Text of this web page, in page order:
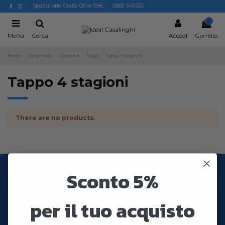
Spedizione Gratis Oltre 59€ 0883 543532
Menu Cerca Accedi
0
Carrello
Home Stagionali Conserve Tappi Tappo 4 stagioni
Tappo 4 stagioni
There are no products.
Puoi annullare l'iscrizione in ogni momenti. A questo scopo, cerca le info di contatto
nelle note legali.
Sconto 5%
per il tuo acquisto